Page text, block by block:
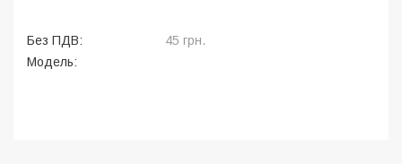
Без ПДВ:
45 грн.
Модель: